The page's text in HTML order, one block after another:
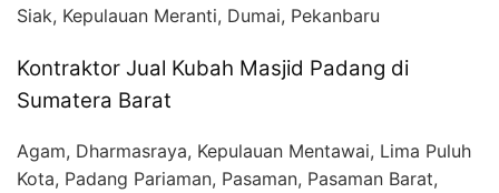
Siak, Kepulauan Meranti, Dumai, Pekanbaru
Kontraktor Jual Kubah Masjid Padang di
Sumatera Barat
Agam, Dharmasraya, Kepulauan Mentawai, Lima Puluh
Kota, Padang Pariaman, Pasaman, Pasaman Barat,